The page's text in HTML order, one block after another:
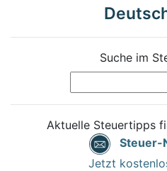
Suche im
Aktuelle Steuertipps
Steuer-
Jetzt